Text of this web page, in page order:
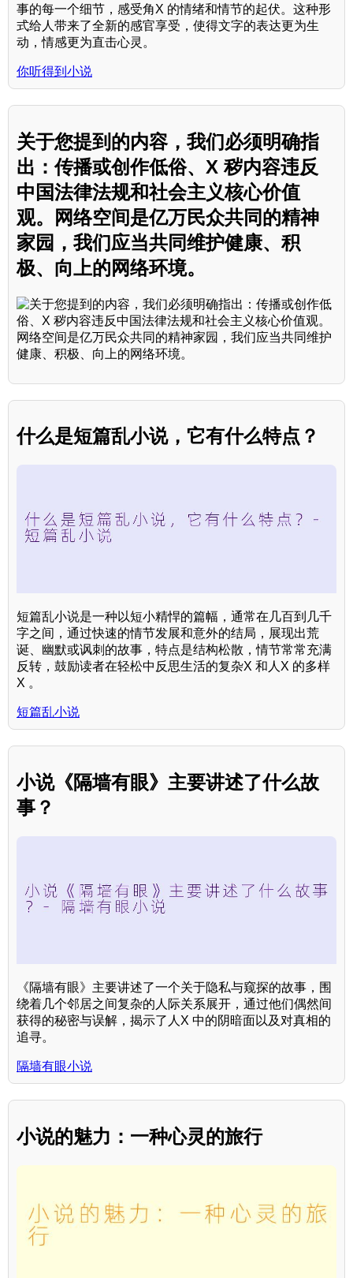
事的每一个细节，感受角X 的情绪和情节的起伏。这种形
式给人带来了全新的感官享受，使得文字的表达更为生
动，情感更为直击心灵。
你听得到小说
关于您提到的内容，我们必须明确指
出：传播或创作低俗、X 秽内容违反
中国法律法规和社会主义核心价值
观。网络空间是亿万民众共同的精神
家园，我们应当共同维护健康、积
极、向上的网络环境。
什么是短篇乱小说，它有什么特点？
短篇乱小说是一种以短小精悍的篇幅，通常在几百到几千
字之间，通过快速的情节发展和意外的结局，展现出荒
诞、幽默或讽刺的故事，特点是结构松散，情节常常充满
反转，鼓励读者在轻松中反思生活的复杂X 和人X 的多样
X 。
短篇乱小说
小说《隔墙有眼》主要讲述了什么故
事？
《隔墙有眼》主要讲述了一个关于隐私与窥探的故事，围
绕着几个邻居之间复杂的人际关系展开，通过他们偶然间
获得的秘密与误解，揭示了人X 中的阴暗面以及对真相的
追寻。
隔墙有眼小说
小说的魅力：一种心灵的旅行